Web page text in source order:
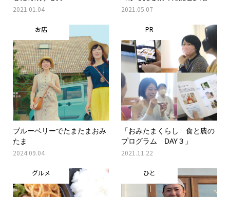
2021.01.04 2021.05.07
お店
ブルーベリーでたまたまおみ
たま
2024.09.04
PR
「おみたまくらし 食と農の
プログラム DAY３」
2021.11.22
グルメ ひと